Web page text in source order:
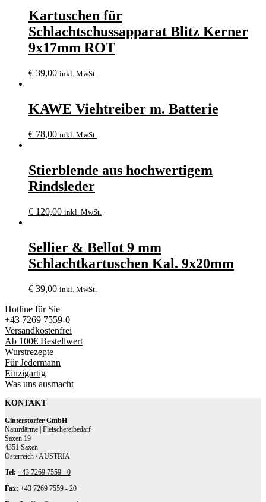
Kartuschen für
Schlachtschussapparat Blitz Kerner
9x17mm ROT
€ 39,00 inkl. MwSt.
KAWE Viehtreiber m. Batterie
€ 78,00 inkl. MwSt.
Stierblende aus hochwertigem
Rindsleder
€ 120,00 inkl. MwSt.
Sellier & Bellot 9 mm
Schlachtkartuschen Kal. 9x20mm
€ 39,00 inkl. MwSt.
Hotline für Sie
+43 7269 7559-0
Versandkostenfrei
Ab 100€ Bestellwert
Wurstrezepte
Für Jedermann
Einzigartig
Was uns ausmacht
KONTAKT
Ginterstorfer GmbH
Naturdärme | Fleischereibedarf
Saxen 19
4351 Saxen
Österreich / AUSTRIA
Tel: +43 7269 7559 - 0
Fax: +43 7269 7559 - 20